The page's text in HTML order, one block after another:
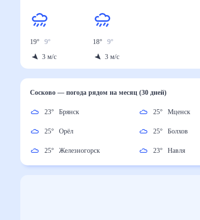
19° 9°
3 м/с
18° 9°
3 м/с
Сосково— погода рядомна месяц (30 дней)
23° Брянск
25° Орёл
25° Железногорск
25° Мценск
25° Болхов
23° Навля